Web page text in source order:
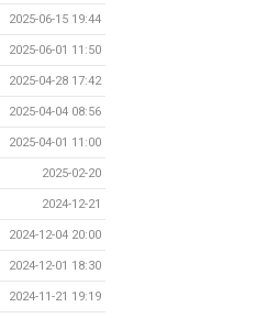
2025-06-15 19:44
2025-06-01 11:50
2025-04-28 17:42
2025-04-04 08:56
2025-04-01 11:00
2025-02-20
2024-12-21
2024-12-04 20:00
2024-12-01 18:30
2024-11-21 19:19